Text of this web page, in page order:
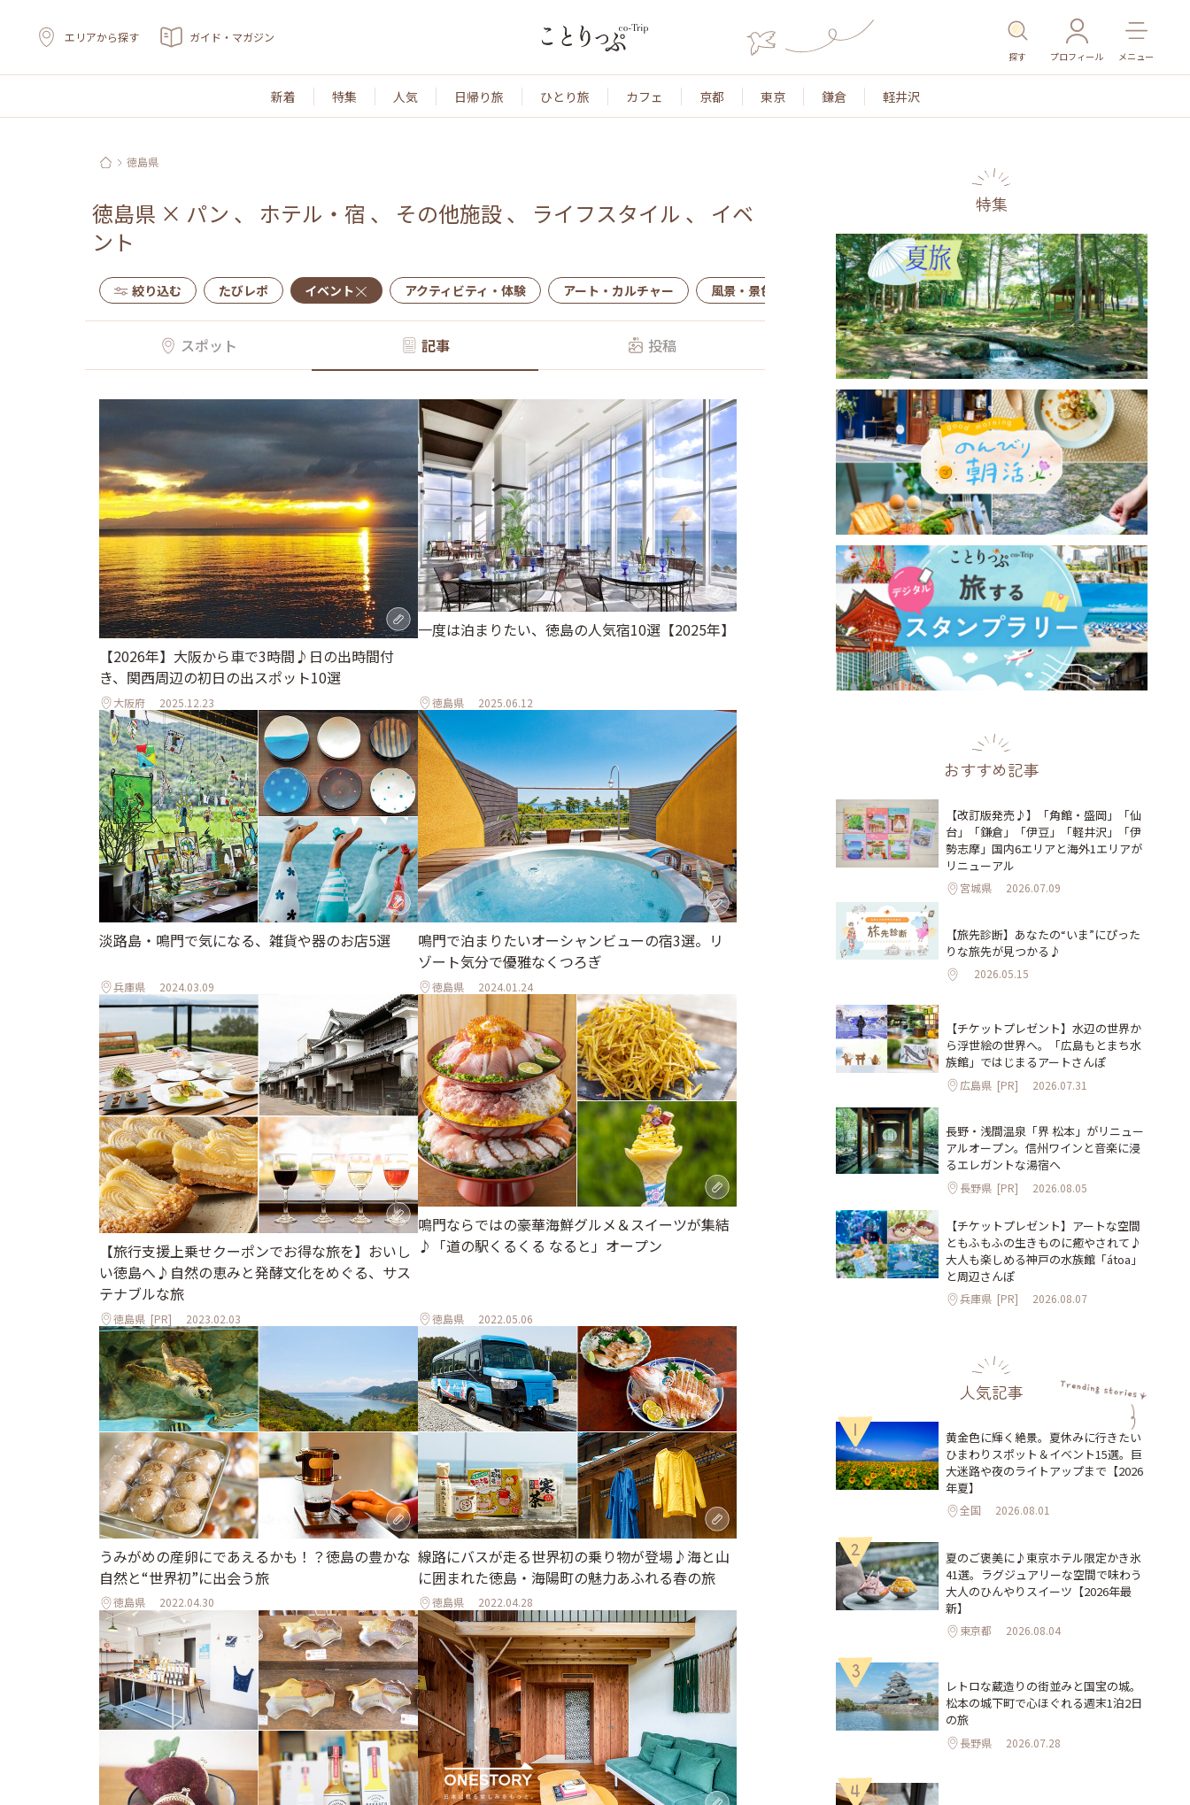
エリアから探す ガイド・マガジン
探す プロフィール メニュー
新着 特集 人気 日帰り旅 ひとり旅 カフェ 京都 東京 鎌倉 軽井沢
徳島県
徳島県 × パン 、 ホテル・宿 、 その他施設、 ライフスタイル 、 イベ
ント
絞り込む たびレポ イベント アクティビティ・体験 アート・カルチャー 風景・景色 名所・旧跡 温泉・スパ その他施設 ごはん
スポット 記事 投稿
【2026年】大阪から車で3時間♪日の出時間付
き、関西周辺の初日の出スポット10選
大阪府 2025.12.23
一度は泊まりたい、徳島の人気宿10選【2025年】
徳島県 2025.06.12
淡路島・鳴門で気になる、雑貨や器のお店5選
兵庫県 2024.03.09
鳴門で泊まりたいオーシャンビューの宿3選。リ
ゾート気分で優雅なくつろぎ
徳島県 2024.01.24
【旅行支援上乗せクーポンでお得な旅を】おいし
い徳島へ♪自然の恵みと発酵文化をめぐる、サス
テナブルな旅
徳島県 [PR] 2023.02.03
鳴門ならではの豪華海鮮グルメ＆スイーツが集結
♪「道の駅くるくる なると」オープン
徳島県 2022.05.06
うみがめの産卵にであえるかも！？徳島の豊かな
自然と“世界初”に出会う旅
徳島県 2022.04.30
線路にバスが走る世界初の乗り物が登場♪海と山
に囲まれた徳島・海陽町の魅力あふれる春の旅
徳島県 2022.04.28
特集
おすすめ記事
【改訂版発売♪】「角館・盛岡」「仙
台」「鎌倉」「伊豆」「軽井沢」「伊
勢志摩」国内6エリアと海外1エリアが
リニューアル
宮城県 2026.07.09
【旅先診断】あなたの“いま”にぴった
りな旅先が見つかる♪
2026.05.15
【チケットプレゼント】水辺の世界か
ら浮世絵の世界へ。「広島もとまち水
族館」ではじまるアートさんぽ
広島県 [PR] 2026.07.31
長野・浅間温泉「界 松本」がリニュー
アルオープン。信州ワインと音楽に浸
るエレガントな湯宿へ
長野県 [PR] 2026.08.05
【チケットプレゼント】アートな空間
ともふもふの生きものに癒やされて♪
大人も楽しめる神戸の水族館「átoa」
と周辺さんぽ
兵庫県 [PR] 2026.08.07
人気記事
1
黄金色に輝く絶景。夏休みに行きたい
ひまわりスポット＆イベント15選。巨
大迷路や夜のライトアップまで【2026
年夏】
全国 2026.08.01
2
夏のご褒美に♪東京ホテル限定かき氷
41選。ラグジュアリーな空間で味わう
大人のひんやりスイーツ【2026年最
新】
東京都 2026.08.04
3
レトロな蔵造りの街並みと国宝の城。
松本の城下町で心ほぐれる週末1泊2日
の旅
長野県 2026.07.28
4